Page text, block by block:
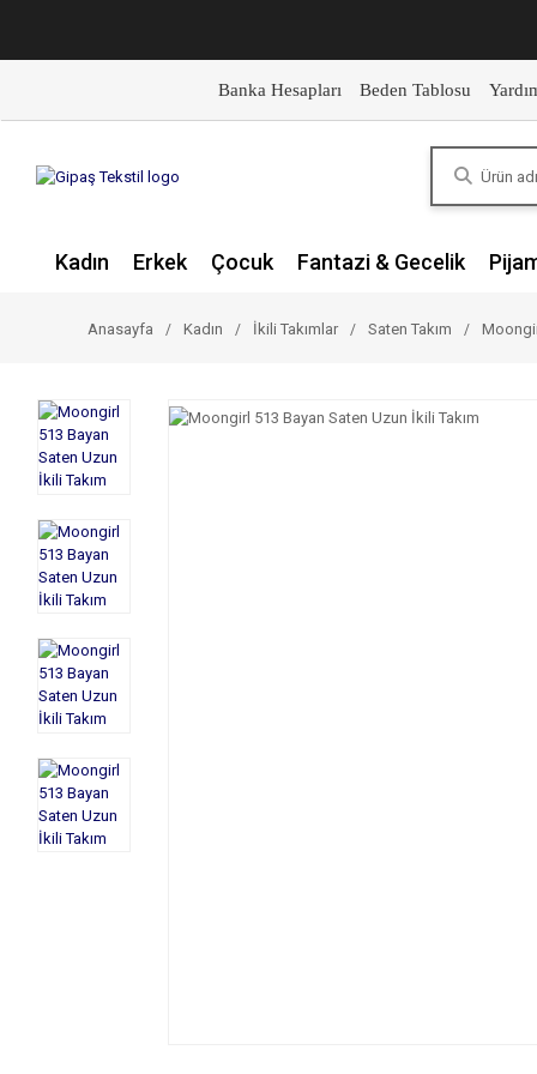
Banka Hesapları Beden Tablosu
Kadın Erkek Çocuk Fantazi & Gecelik
Anasayfa Kadın İkili Takımlar Saten Takım